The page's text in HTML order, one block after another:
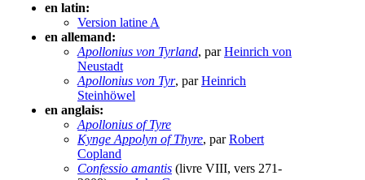
en latin:
Version latine A
en allemand:
Apollonius von Tyrland, parHeinrich von
Neustadt
Apollonius von Tyr, parHeinrich
Steinhöwel
en anglais:
Apollonius of Tyre
Kynge Appolyn of Thyre, parRobert
Copland
Confessio amantis (livre VIII, vers 271-